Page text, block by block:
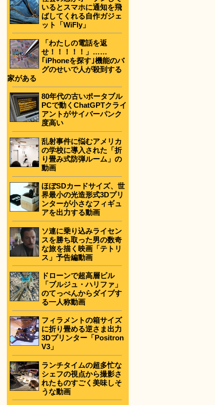
いるとスマホに通知を飛
ばしてくれる自作ガジェ
ット「WiFly」
「わたしの電話を返
せ！！！！！」……
｢iPhoneを探す｣機能のバ
グのせいで人が殺到する
家がある
80年代の古いポータブル
PCで動くChatGPTクライ
アントがサイバーパンク
度高い
乱射事件に悩むアメリカ
の学校に導入された「折
り畳み式防弾ルーム」の
動画
ほぼSDカードサイズ、世
界最小の光造形式3Dプリ
ンターが小さなフィギュ
アを出力する動画
ソ連に乗り込みライセン
スを勝ち取った男の数奇
な旅を描く映画「テトリ
ス」予告編動画
ドローンで超高層ビル
「ブルジュ・ハリファ」
のてっぺんからダイブす
る一人称動画
フィラメントの箱サイズ
に折り畳める逆さま出力
3Dプリンター「Positron
V3」
ランチタイムの超多忙な
シェフの視点から撮影さ
れたものすごく美味しそ
うな動画